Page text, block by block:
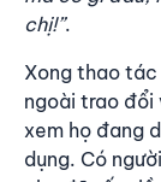
chị!”.
Xong thao
ngoài trao đổi
xem họ đang
dụng. Có